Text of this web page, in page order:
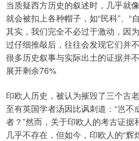
当质疑西方历史的叙述时，几乎就
就会被扣上各种帽子，如“民科”、“
其实，我们完全不必过于激动，因
过仔细推敲后，往往会发现它们并
很多历史叙事与实际出土的证据并
展开剩余76%
印欧人历史，被认为摧毁了三个古
至有英国学者汤因比讽刺道：“岂
者？”然而，关于印欧人的考古证
几乎不存在，但如今，印欧人的“辉